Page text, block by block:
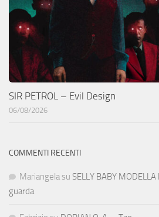
SIR PETROL – Evil Design
06/08/2026
COMMENTI RECENTI
Mariangela su SELLY BABY
guarda